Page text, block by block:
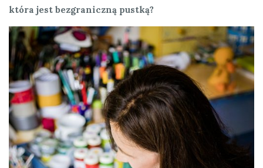
która jest bezgraniczną pustką?